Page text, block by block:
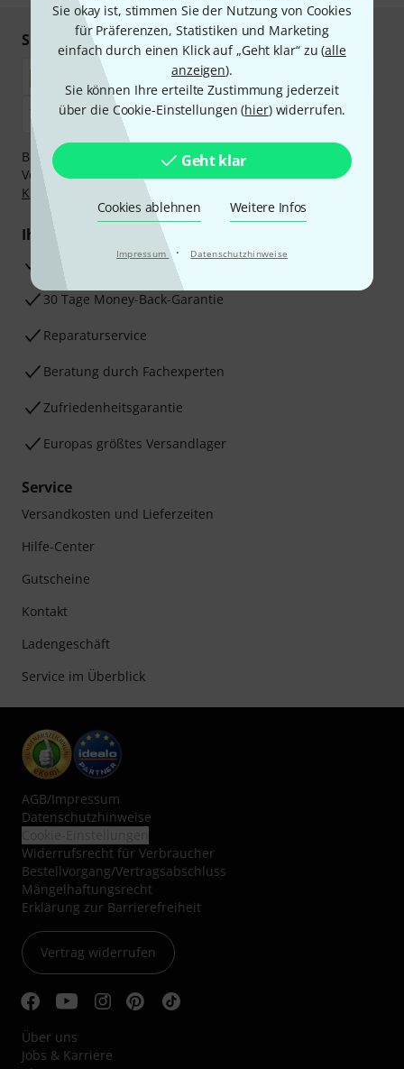
Sie okay ist, stimmen Sie der Nutzung von Cookies
für Präferenzen, Statistiken und Marketing
einfach durch einen Klick auf „Geht klar“ zu (alle
anzeigen).
Sie können Ihre erteilte Zustimmung jederzeit
über die Cookie-Einstellungen (hier) widerrufen.
Geht klar
Cookies ablehnen Weitere Infos
Impressum · Datenschutzhinweise
Sicher einkaufen & bezahlen
Bezahlen Sie vertraulich und sicher per Nachnahme,
Vorkasse, PayPal, Amazon Pay,Klarna Sofort bezahlen,
Klarna Ratenzahlungoder Kreditkarte.
Ihre Vorteile
3 Jahre Thomann Garantie
30 Tage Money-Back-Garantie
Reparaturservice
Beratung durch Fachexperten
Zufriedenheitsgarantie
Europas größtes Versandlager
Service
Versandkosten und Lieferzeiten
Hilfe-Center
Gutscheine
Kontakt
Ladengeschäft
Service im Überblick
AGB/Impressum
Datenschutzhinweise
Widerrufsrecht für Verbraucher
Bestellvorgang/Vertragsabschluss
Mängelhaftungsrecht
Erklärung zur Barrierefreiheit
Vertrag widerrufen
Über uns
Jobs & Karriere